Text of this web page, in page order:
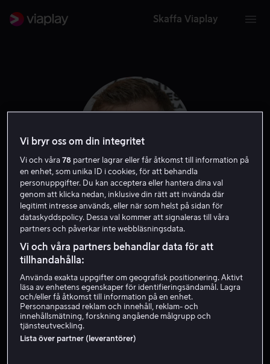
Skaffa Viaplay
Rasmus Heide
Skribent Regissör
Vi bryr oss om din integritet
Vi och våra78 partner lagrar eller får åtkomst till information på
en enhet, som unika ID i cookies, för att behandla
personuppgifter. Du kan acceptera eller hantera dina val
genom att klicka nedan, inklusive din rätt att invända där
legitimt intresse används, eller när som helst på sidan för
dataskyddspolicy. Dessa val kommer att signaleras till våra
partners och påverkar inte webbläsningsdata.
Vi och våra partners behandlar data för att
tillhandahålla:
Använda exakta uppgifter om geografisk positionering. Aktivt
läsa av enhetens egenskaper för identifieringsändamål. Lagra
och/eller få åtkomst till information på en enhet.
Personanpassad reklam och innehåll, reklam- och
innehållsmätning, forskning angående målgrupp och
tjänsteutveckling.
Lista över partner (leverantörer)